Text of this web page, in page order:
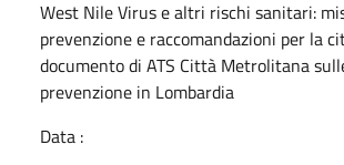
West Nile Virus e altri rischi sanitari:
prevenzione e raccomandazioni per la
documento di ATS Città Metrolitana
prevenzione in Lombardia
Data :